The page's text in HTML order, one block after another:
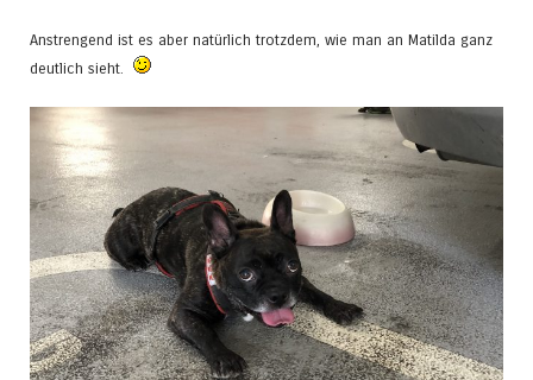
Anstrengend ist es aber natürlich trotzdem, wie man an Matilda ganz
deutlich sieht.